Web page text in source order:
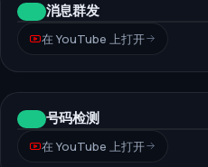
消息群发
在 YouTube 上打开
号码检测
在 YouTube 上打开